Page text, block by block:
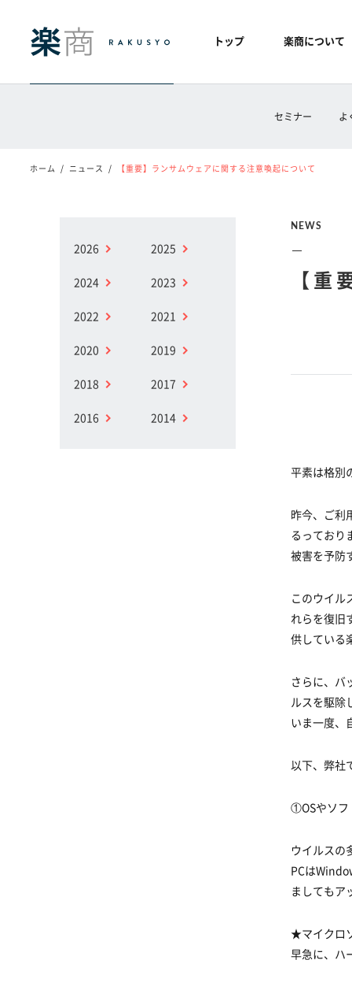
トップ 楽商について
セミナー よ
ホーム ニュース 【重要】ランサムウェアに関する注意喚起について
NEWS
【
平素は格別
昨今、ご利
るっており
被害を予防
このウイル
れらを復旧
供している
さらに、バ
ルスを駆除
いま一度、
以下、弊社
①OSやソフ
ウイルスの
PCは
ましてもア
★マイクロ
早急に、ハ
2026 2025
2024 2023
2022 2021
2020 2019
2018 2017
2016 2014